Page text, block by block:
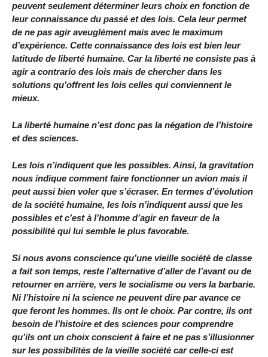
peuvent seulement déterminer leurs choix en fonction de
leur connaissance du passé et des lois. Cela leur permet
de ne pas agir aveuglément mais avec le maximum
d’expérience. Cette connaissance des lois est bien leur
latitude de liberté humaine. Car la liberté ne consiste pas à
agir a contrario des lois mais de chercher dans les
solutions qu’offrent les lois celles qui conviennent le
mieux.
La liberté humaine n’est donc pas la négation de l’histoire
et des sciences.
Les lois n’indiquent que les possibles. Ainsi, la gravitation
nous indique comment faire fonctionner un avion mais il
peut aussi bien voler que s’écraser. En termes d’évolution
de la société humaine, les lois n’indiquent aussi que les
possibles et c’est à l’homme d’agir en faveur de la
possibilité qui lui semble le plus favorable.
Si nous avons conscience qu’une vieille société de classe
a fait son temps, reste l’alternative d’aller de l’avant ou de
retourner en arrière, vers le socialisme ou vers la barbarie.
Ni l’histoire ni la science ne peuvent dire par avance ce
que feront les hommes. Ils ont le choix. Par contre, ils ont
besoin de l’histoire et des sciences pour comprendre
qu’ils ont un choix conscient à faire et ne pas s’illusionner
sur les possibilités de la vieille société car celle-ci est